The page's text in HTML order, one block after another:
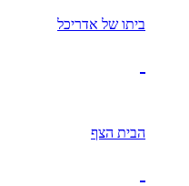
ביתו של אדריכל
הבית הצף